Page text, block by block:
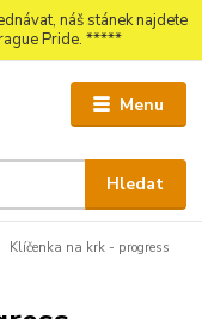
náš stánek najdete
Pride. *****
Menu
Hledat
Klíčenka na krk - progress